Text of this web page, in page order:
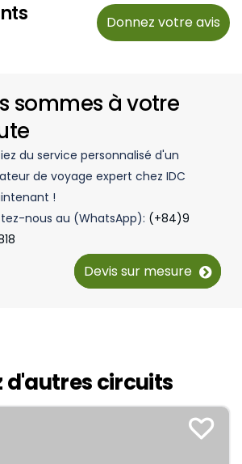
Donnez votre avis
sommes à votre
du service personnalisé d'un
de voyage expert chez IDC
!
nous au (WhatsApp): (+84)9
Devis sur mesure
d'autres circuits